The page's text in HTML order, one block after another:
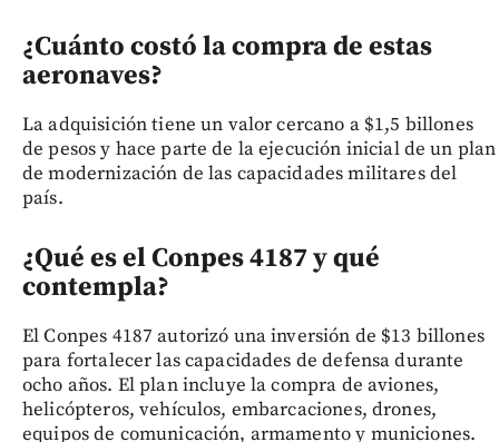
¿Cuánto costó la compra de estas
aeronaves?
La adquisición tiene un valor cercano a $1,5 billones
de pesos y hace parte de la ejecución inicial de un plan
de modernización de las capacidades militares del
país.
¿Qué es el Conpes 4187 y qué
contempla?
El Conpes 4187 autorizó una inversión de $13 billones
para fortalecer las capacidades de defensa durante
ocho años. El plan incluye la compra de aviones,
helicópteros, vehículos, embarcaciones, drones,
equipos de comunicación, armamento y municiones.